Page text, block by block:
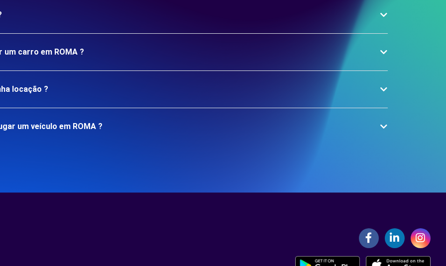
carro em ROMA ?
locação ?
um veículo em ROMA ?